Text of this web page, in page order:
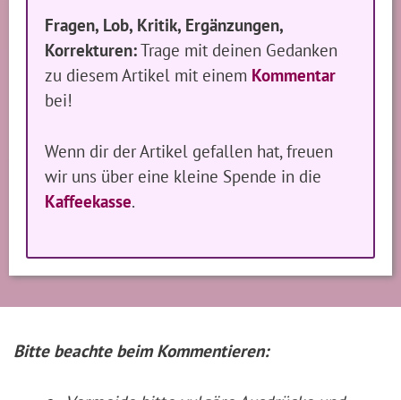
Fragen, Lob, Kritik, Ergänzungen,
Korrekturen:Trage mit deinen Gedanken
zu diesem Artikel mit einem Kommentar
bei!
Wenn dir der Artikel gefallen hat, freuen
wir uns über eine kleine Spende in die
Kaffeekasse.
Bitte beachte beim Kommentieren: